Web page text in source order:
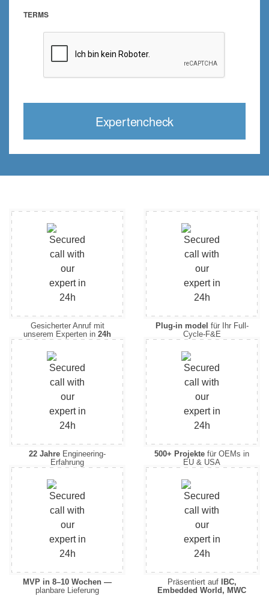
TERMS
Expertencheck
Gesicherter Anruf mit
unserem Experten in 24h
Plug-in model für Ihr Full-
Cycle-F&E
22 Jahre Engineering-
Erfahrung
500+ Projekte für OEMs in
EU & USA
MVP in 8–10 Wochen —
planbare Lieferung
Präsentiert auf
IBC,
Embedded World, MWC